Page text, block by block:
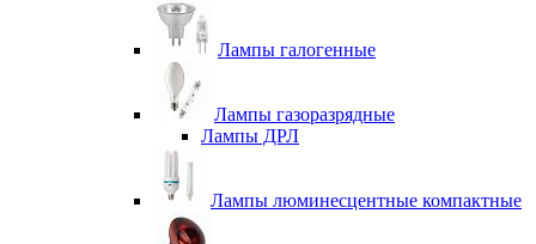
Лампы галогенные
Лампы газоразрядные
Лампы ДРЛ
Лампы люминесцентные компактные